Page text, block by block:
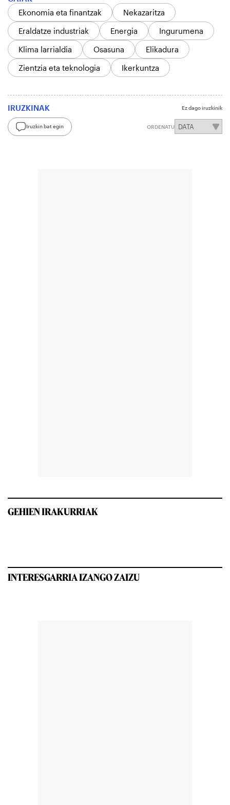
Ekonomia eta finantzak
Nekazaritza
Eraldatze industriak
Energia
Ingurumena
Klima larrialdia
Osasuna
Elikadura
Zientzia eta teknologia
Ikerkuntza
IRUZKINAK Ez dago iruzkinik
Iruzkin bat egin ORDENATU
GEHIEN IRAKURRIAK
INTERESGARRIA IZANGO ZAIZU